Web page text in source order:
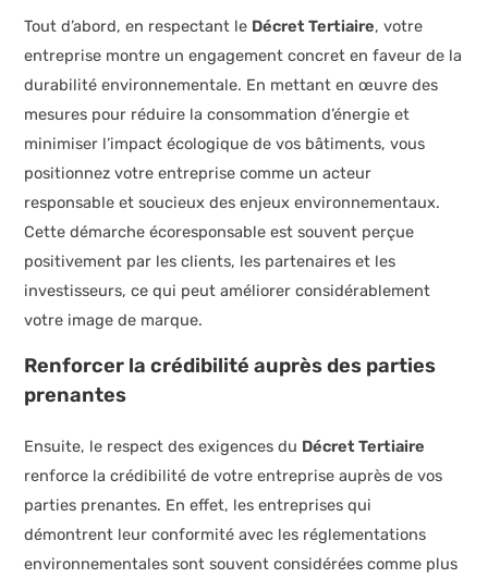
Tout d’abord, en respectant le Décret Tertiaire, votre
entreprise montre un engagement concret en faveur de la
durabilité environnementale. En mettant en œuvre des
mesures pour réduire la consommation d’énergie et
minimiser l’impact écologique de vos bâtiments, vous
positionnez votre entreprise comme un acteur
responsable et soucieux des enjeux environnementaux.
Cette démarche écoresponsable est souvent perçue
positivement par les clients, les partenaires et les
investisseurs, ce qui peut améliorer considérablement
votre image de marque.
Renforcer la crédibilité auprès des parties
prenantes
Ensuite, le respect des exigences du Décret Tertiaire
renforce la crédibilité de votre entreprise auprès de vos
parties prenantes. En effet, les entreprises qui
démontrent leur conformité avec les réglementations
environnementales sont souvent considérées comme plus